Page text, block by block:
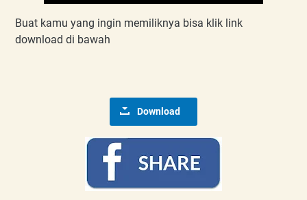
Buat kamu yang ingin memiliknya bisa klik link
download di bawah
Download